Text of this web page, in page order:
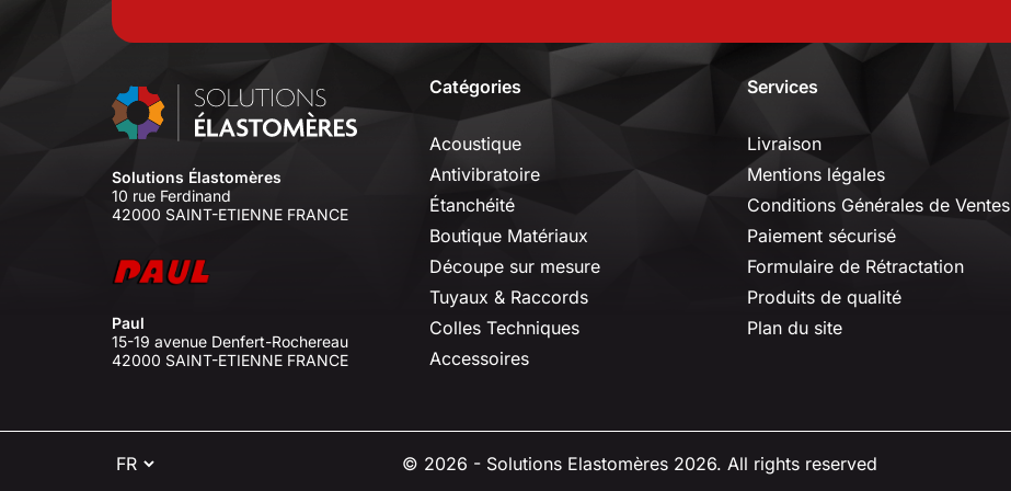
Solutions Élastomères
10 rue Ferdinand
42000 SAINT-ETIENNE FRANCE
Paul
15-19 avenue Denfert-Rochereau
42000 SAINT-ETIENNE FRANCE
Catégories
Acoustique
Antivibratoire
Étanchéité
Boutique Matériaux
Découpe sur mesure
Tuyaux & Raccords
Colles Techniques
Accessoires
Services
Livraison
Mentions légales
Conditions Générales de Ventes
Paiement sécurisé
Formulaire de Rétractation
Produits de qualité
Plan du site
© 2026 - Solutions Elastomères 2026. All rights reserved